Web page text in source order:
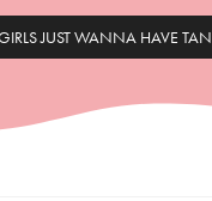
JUST WANNA HAVE TAN